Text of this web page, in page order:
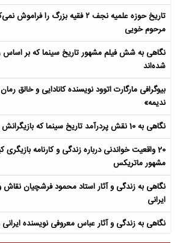
تاریخ حوزه علمیه نجف ۲ فقیه بزرگ
مرحوم خویی
نگاهی به شش فیلم مشهور تاریخ سینما که بر اساس
شده‌اند
بیوگرافی مارگارت اتوود نویسنده کانادایی و خالق
ندیمه»
نگاهی به 10 نقش پردرآمد تاریخ سینما که بازیگرانش را میلیونر کرد
20 واقعیت خواندنی درباره زندگی و کارنامه بازیگری
مشهور ماتریکس
نگاهی به زندگی و آثار استاد محمود فرشچیان
ایرانی
نگاهی به زندگی و آثار عباس معروفی نویسنده